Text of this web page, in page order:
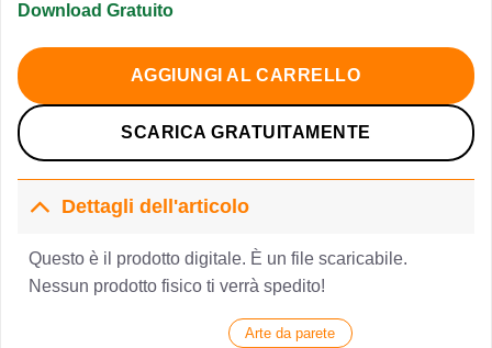
originale
era:
€3.26.
attuale
è:
€0.00.
Download Gratuito
AGGIUNGI AL CARRELLO
SCARICA GRATUITAMENTE
Dettagli dell'articolo
Questo è il prodotto digitale. È un file scaricabile.
Nessun prodotto fisico ti verrà spedito!
Arte da parete